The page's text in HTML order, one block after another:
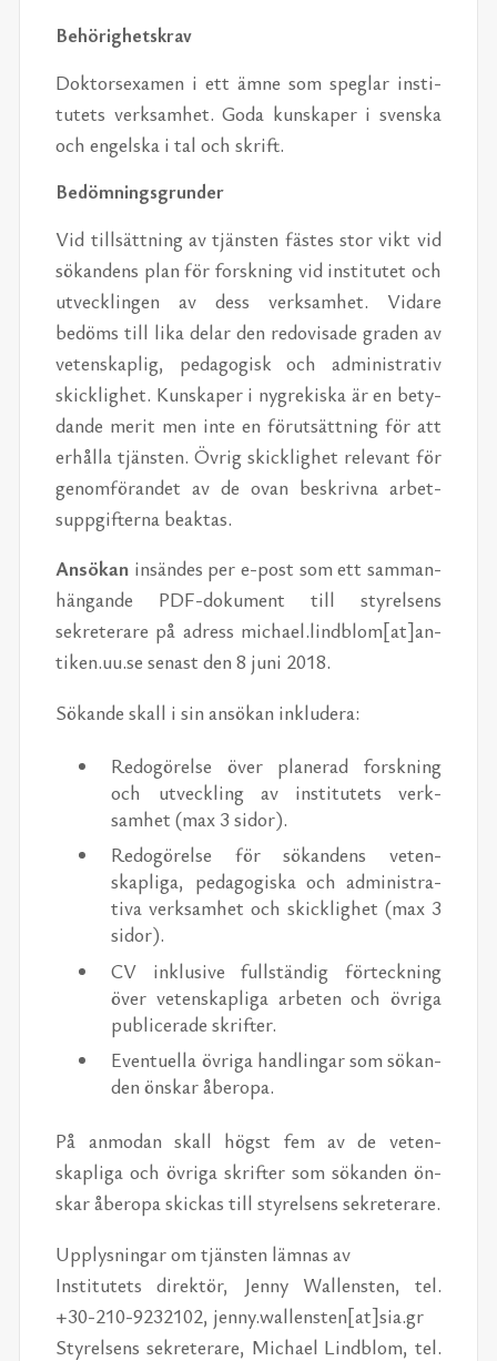
Be­hörighet­skrav
Dok­tor­sex­a­men i ett ämne som speglar in­sti­
tutets verk­samhet. Goda kun­skaper i sven­ska
och en­gel­ska i tal och skrift.
Bedömn­ings­grun­der
Vid till­sät­tning av tjän­sten fästes stor vikt vid
sökan­dens plan för forskn­ing vid in­sti­tutet och
utveck­lin­gen av dess verk­samhet. Vi­dare
bedöms till lika de­lar den re­dovisade graden av
veten­skaplig, ped­a­gogisk och ad­min­is­tra­tiv
skick­lighet. Kun­skaper i ny­grekiska är en be­ty­
dande merit men inte en förut­sät­tning för att
er­hålla tjän­sten. Övrig skick­lighet rel­e­vant för
genom­föran­det av de ovan beskrivna ar­bet­
suppgifterna beak­tas.
An­sökan in­sän­des per e-post som ett sam­man­
hän­gande PDF-doku­ment till styrelsens
sekreter­are på adress michael.lind­blom[at]an­
tiken.uu.se senast den 8 juni 2018.
Sökande skall i sin an­sökan inklud­era:
Re­dogörelse över plan­erad forskn­ing
och utveck­ling av in­sti­tutets verk­
samhet (max 3 sidor).
Re­dogörelse för sökan­dens veten­
skapliga, ped­a­gogiska och ad­min­is­tra­
tiva verk­samhet och skick­lighet (max 3
sidor).
CV inklu­sive full­ständig förteck­n­ing
över veten­skapliga ar­beten och övriga
pub­licer­ade skrifter.
Eventuella övriga han­dlin­gar som sökan­
den ön­skar åberopa.
På an­modan skall högst fem av de veten­
skapliga och övriga skrifter som sökan­den ön­
skar åberopa skickas till styrelsens sekreter­are.
Up­plysningar om tjän­sten läm­nas av
In­sti­tutets di­rek­tör, Jenny Wal­len­sten, tel.
+30-210-9232102, jenny.wal­len­sten[at]sia.gr
Styrelsens sekreter­are, Michael Lind­blom, tel.